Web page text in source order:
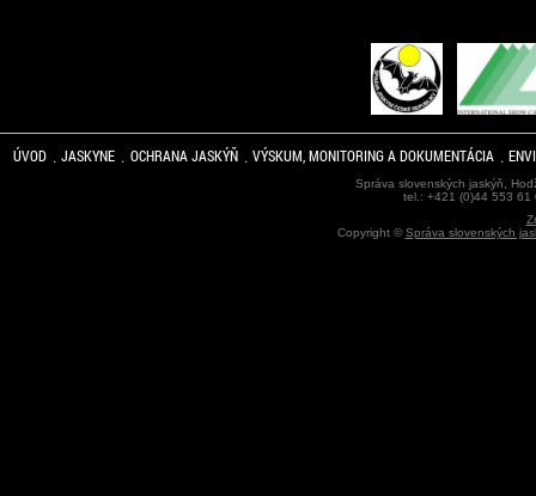
ÚVOD JASKYNE OCHRANA JASKÝŇ VÝSKUM, MONITORING A DOKUMENTÁCIA
Správa slovenských jaskýň,
tel.: +421 (0)44 553
Copyright ©Správa slovenských